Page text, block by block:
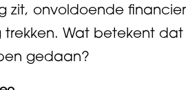
zit, onvoldoende
trekken. Wat betekent
gedaan?